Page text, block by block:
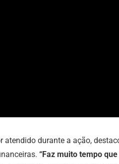
atendido durante a ação,
“Faz muito tempo